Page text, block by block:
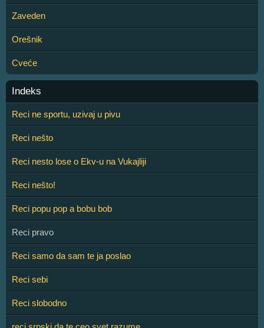
Zaveden
Orešnik
Cveće
Indeks
Reci ne sportu, uzivaj u pivu
Reci nešto
Reci nesto lose o Ekv-u na Vukajliji
Reci nešto!
Reci popu pop a bobu bob
Reci pravo
Reci samo da sam te ja poslao
Reci sebi
Reci slobodno